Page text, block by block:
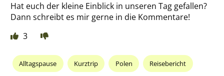
Hat euch der kleine Einblick in unseren Tag gefallen?
Dann schreibt es mir gerne in die Kommentare!
3
Alltagspause Kurztrip Polen Reisebericht